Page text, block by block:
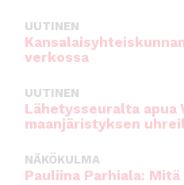
UUTINEN
verkossa
UUTINEN
Lähetysseuralta apua
maanjäristyksen
NÄKÖKULMA
Pauliina Parhiala: